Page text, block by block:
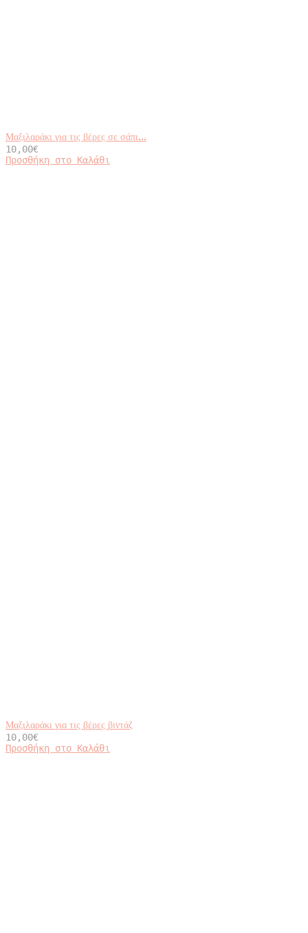
Μαξιλαράκι για τις βέρες σε σάπι...
10,00€
Προσθήκη στο Καλάθι
Μαξιλαράκι για τις βέρες βιντάζ
10,00€
Προσθήκη στο Καλάθι